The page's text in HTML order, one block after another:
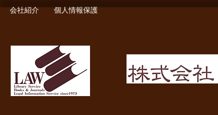
会社紹介 個人情報保護